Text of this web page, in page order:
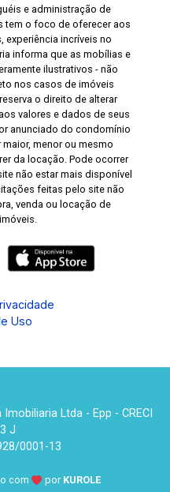
e administração de
tem o foco de oferecer aos
experiência incríveis no
informa que as mobílias e
ilustrativos - não
nos casos de imóveis
o direito de alterar
valores e dados de seus
anunciado do condomínio
menor ou mesmo
da locação. Pode ocorrer
não estar mais disponível
feitas pelo site não
venda ou locação de
Uso
Ltda - Epp - CRECI
J
0001-13
com por KUROLE